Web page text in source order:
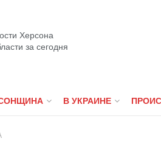
Херсона
за сегодня
В УКРАИНЕ